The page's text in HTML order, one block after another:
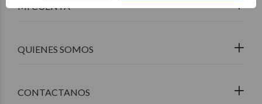
MI CUENTA
QUIENES SOMOS
CONTACTANOS